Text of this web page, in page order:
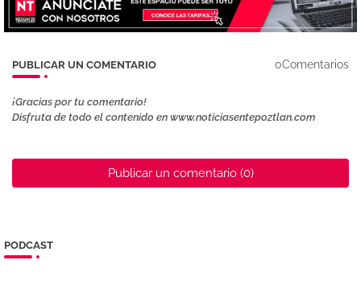
PUBLICAR UN COMENTARIO 0Comentarios
¡Gracias por tu comentario!
Disfruta de todo el contenido en www.noticiasentepoztlan.com
Publicar un comentario (0)
PODCAST